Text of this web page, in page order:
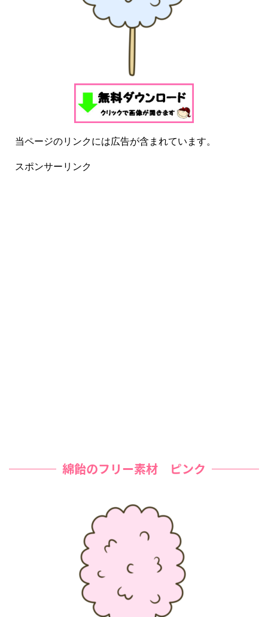
当ページのリンクには広告が含まれています。
スポンサーリンク
綿飴のフリー素材 ピンク